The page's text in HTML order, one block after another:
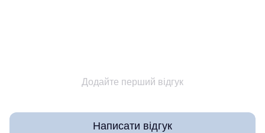
Додайте перший відгук
Написати відгук